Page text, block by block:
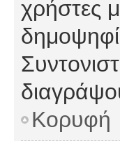
χρήστες
Κορυφή